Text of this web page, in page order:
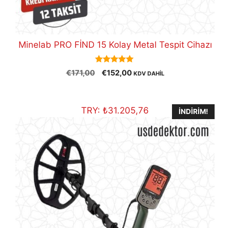
Minelab PRO FİND 15 Kolay Metal Tespit Cihazı
5.00
out of 5
€171,00
Orijinal
€152,00Şu
€152,00.
KDV DAHİL
TRY: ₺31.205,76 İNDIRIM!